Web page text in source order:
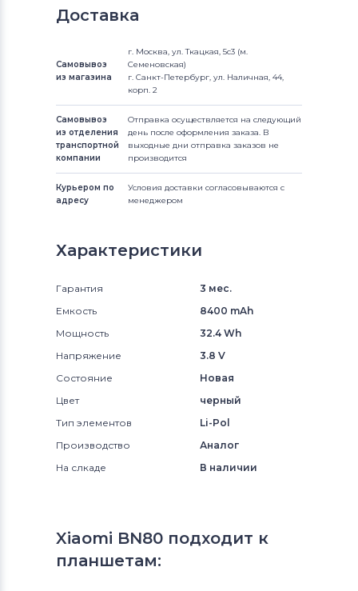
Доставка
Самовывоз
из магазина
г. Москва, ул. Ткацкая, 5с3 (м.
Семеновская)
г. Санкт-Петербург, ул. Наличная, 44,
корп. 2
Самовывоз
из отделения
транспортной
компании
Отправка осуществляется на следующий
день после оформления заказа. В
выходные дни отправка заказов не
производится
Курьером по
адресу
Условия доставки согласовываются с
менеджером
Характеристики
Гарантия
3 мес.
Емкость
8400 mAh
Мощность
32.4 Wh
Напряжение
3.8 V
Состояние
Новая
Цвет
черный
Тип элементов
Li-Pol
Производство
Аналог
На слкаде
В наличии
Xiaomi BN80 подходит к
планшетам: